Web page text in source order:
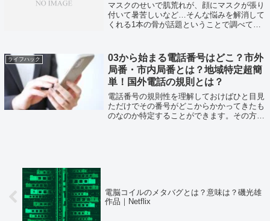
マスクのせいで肌荒れが、顔にマスクが張り
付いて暑苦しいなど…そんな悩みを解消して
くれる1本の骨が話題ということで調べてみ
ライフハック
03から始まる電話番号はどこ？市外
局番・市内局番とは？地域特定超簡
単！国外電話の規則とは？
電話番号の規則性を理解しておけばひと目見
ただけでその番号がどこからかかってきたも
のなのか特定することができます。その方法
電脳コイルのメタバグとは？意味は？磯光雄
作品｜Netflix